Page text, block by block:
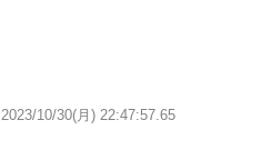
2023/10/30(月) 22:47:57.65